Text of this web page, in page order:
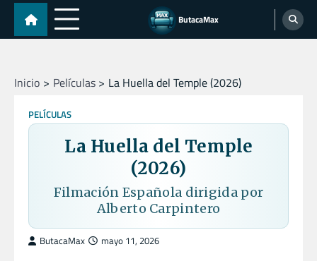
Skip
content
ButacaMax
Inicio Películas La Huella del Temple (2026)
PELÍCULAS
La Huella del Temple
(2026)
Filmación Española dirigida por
Alberto Carpintero
ButacaMax mayo 11, 2026